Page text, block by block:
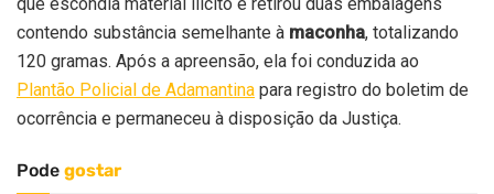
contendo substância semelhante à maconha, totalizando
120 gramas. Após a apreensão, ela foi conduzida ao
Plantão Policial de Adamantina para registro do boletim de
ocorrência e permaneceu à disposição da Justiça.
Pode gostar